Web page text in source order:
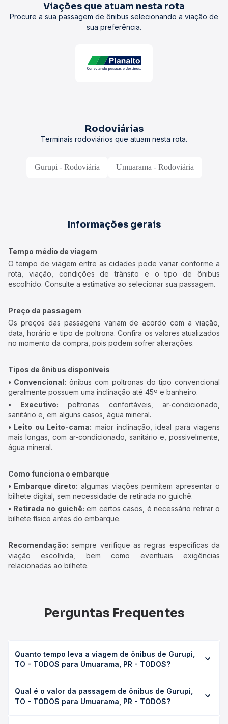
Viações que atuam nesta rota
Procure a sua passagem de ônibus selecionando a viação de
sua preferência.
Rodoviárias
Terminais rodoviários que atuam nesta rota.
Gurupi - Rodoviária Umuarama - Rodoviária
Informações gerais
Tempo médio de viagem
O tempo de viagem entre as cidades pode variar conforme a
rota, viação, condições de trânsito e o tipo de ônibus
escolhido. Consulte a estimativa ao selecionar sua passagem.
Preço da passagem
Os preços das passagens variam de acordo com a viação,
data, horário e tipo de poltrona. Confira os valores atualizados
no momento da compra, pois podem sofrer alterações.
Tipos de ônibus disponíveis
• Convencional: ônibus com poltronas do tipo convencional
geralmente possuem uma inclinação até 45º e banheiro.
• Executivo: poltronas confortáveis, ar-condicionado,
sanitário e, em alguns casos, água mineral.
• Leito ou Leito-cama: maior inclinação, ideal para viagens
mais longas, com ar-condicionado, sanitário e, possivelmente,
água mineral.
Como funciona o embarque
• Embarque direto: algumas viações permitem apresentar o
bilhete digital, sem necessidade de retirada no guichê.
• Retirada no guichê: em certos casos, é necessário retirar o
bilhete físico antes do embarque.
Recomendação: sempre verifique as regras específicas da
viação escolhida, bem como eventuais exigências
relacionadas ao bilhete.
Perguntas Frequentes
Quanto tempo leva a viagem de ônibus de Gurupi,
TO - TODOS para Umuarama, PR - TODOS?
Umuarama, PR - TODOS leva em média 31h 34min,
podendo variar conforme a viação, o tipo de serviço
Qual é o valor da passagem de ônibus de Gurupi,
TO - TODOS para Umuarama, PR - TODOS?